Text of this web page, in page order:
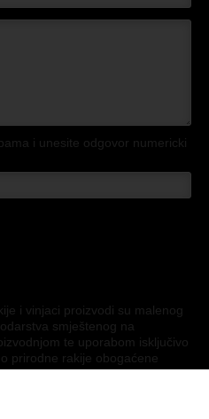
i unesite odgovor numericki
i vinjaci proizvodi su malenog
smještenog na
te uporabom isključivo
prirodne rakije obogaćene
Pažljivim odabirom